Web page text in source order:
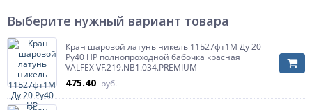
Выберите нужный вариант товара
Кран шаровой латунь никель 11Б27фт1М Ду 20
Ру40 НР полнопроходной бабочка красная
VALFEX VF.219.NB1.034.PREMIUM
475.40 руб.